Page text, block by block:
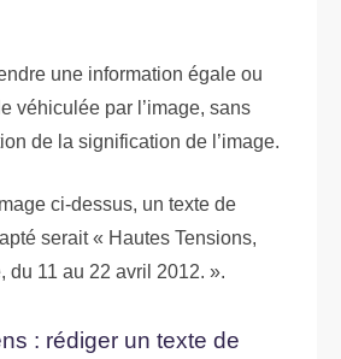
une information égale ou
véhiculée par l’image, sans
de la signification de l’image.
ci-dessus, un texte de
serait « Hautes Tensions,
du 11 au 22 avril 2012. ».
: rédiger un texte de